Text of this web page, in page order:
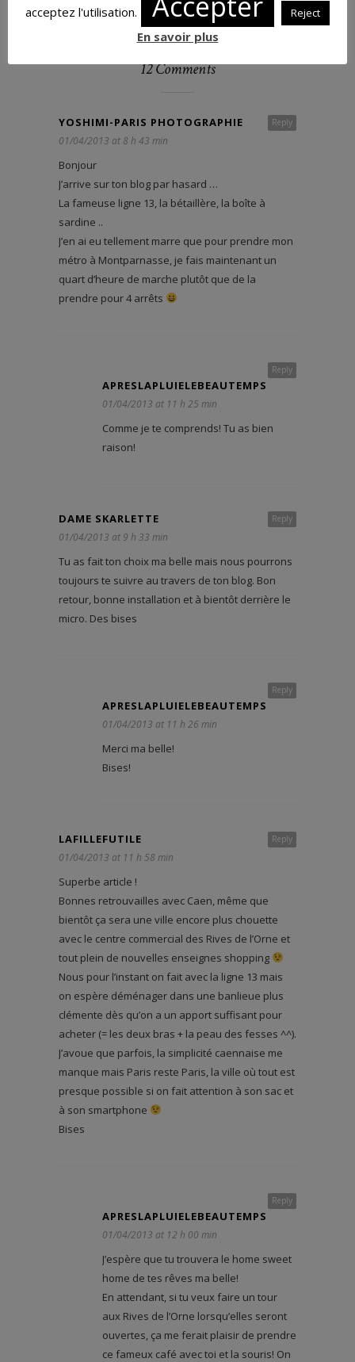
12 Comments
Reply
YOSHIMI-PARIS PHOTOGRAPHIE
01/04/2013 at 8 h 43 min
Bonjour
J’arrive sur ton blog par hasard …
La fameuse ligne 13, la bétaillère, la boîte à
sardine ..
J’en ai eu tellement marre que pour prendre mon
métro à Montparnasse, je fais maintenant un
quart d’heure de marche plutôt que de la
prendre pour 4 arrêts
Reply
APRESLAPLUIELEBEAUTEMPS
01/04/2013 at 11 h 25 min
Comme je te comprends! Tu as bien
raison!
Reply
DAME SKARLETTE
01/04/2013 at 9 h 33 min
Tu as fait ton choix ma belle mais nous pourrons
toujours te suivre au travers de ton blog. Bon
retour, bonne installation et à bientôt derrière le
micro. Des bises
Reply
APRESLAPLUIELEBEAUTEMPS
01/04/2013 at 11 h 26 min
Merci ma belle!
Bises!
Reply
LAFILLEFUTILE
01/04/2013 at 11 h 58 min
Superbe article !
Bonnes retrouvailles avec Caen, même que
bientôt ça sera une ville encore plus chouette
avec le centre commercial des Rives de l’Orne et
tout plein de nouvelles enseignes shopping
Nous pour l’instant on fait avec la ligne 13 mais
on espère déménager dans une banlieue plus
clémente dès qu’on a un apport suffisant pour
acheter (= les deux bras + la peau des fesses ^^).
J’avoue que parfois, la simplicité caennaise me
manque mais Paris reste Paris, la ville où tout est
presque possible si on fait attention à son sac et
à son smartphone
Bises
Reply
APRESLAPLUIELEBEAUTEMPS
01/04/2013 at 12 h 00 min
J’espère que tu trouvera le home sweet
home de tes rêves ma belle!
En attendant, si tu veux faire un tour
aux Rives de l’Orne lorsqu’elles seront
ouvertes, ça me ferait plaisir de prendre
ce fameux café avec toi et la souris! On
acceptez l'utilisation. Reject
En savoir plus